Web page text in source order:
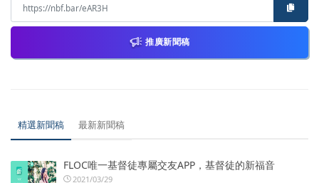
推廣新聞稿
精選新聞稿 最新新聞稿
FLOC唯一基督徒專屬交友APP，基督徒的新福音
2021/03/29